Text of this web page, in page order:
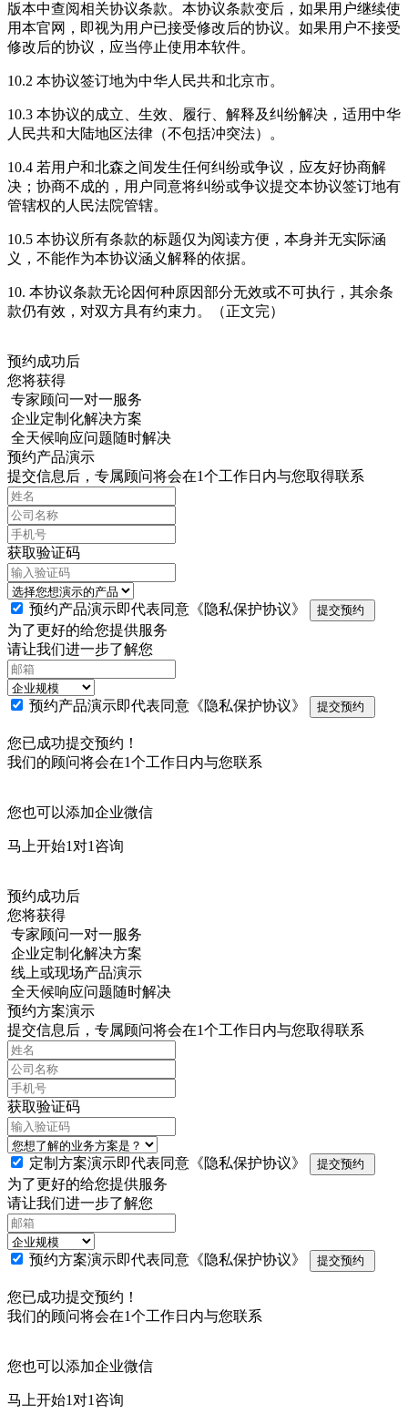
版本中查阅相关协议条款。本协议条款变后，如果用户继续使
用本官网，即视为用户已接受修改后的协议。如果用户不接受
修改后的协议，应当停止使用本软件。
10.2 本协议签订地为中华人民共和北京市。
10.3 本协议的成立、生效、履行、解释及纠纷解决，适用中华
人民共和大陆地区法律（不包括冲突法）。
10.4 若用户和北森之间发生任何纠纷或争议，应友好协商解
决；协商不成的，用户同意将纠纷或争议提交本协议签订地有
管辖权的人民法院管辖。
10.5 本协议所有条款的标题仅为阅读方便，本身并无实际涵
义，不能作为本协议涵义解释的依据。
10. 本协议条款无论因何种原因部分无效或不可执行，其余条
款仍有效，对双方具有约束力。（正文完）
预约成功后
您将获得
专家顾问一对一服务
企业定制化解决方案
全天候响应问题随时解决
预约产品演示
提交信息后，专属顾问将会在1个工作日内与您取得联系
获取验证码
预约产品演示即代表同意 《隐私保护协议》 提交预约
为了更好的给您提供服务
请让我们进一步了解您
预约产品演示即代表同意 《隐私保护协议》 提交预约
您已成功提交预约！
我们的顾问将会在1个工作日内与您联系
您也可以添加企业微信
马上开始1对1咨询
预约成功后
您将获得
专家顾问一对一服务
企业定制化解决方案
线上或现场产品演示
全天候响应问题随时解决
预约方案演示
提交信息后，专属顾问将会在1个工作日内与您取得联系
获取验证码
定制方案演示即代表同意 《隐私保护协议》 提交预约
为了更好的给您提供服务
请让我们进一步了解您
预约方案演示即代表同意 《隐私保护协议》 提交预约
您已成功提交预约！
我们的顾问将会在1个工作日内与您联系
您也可以添加企业微信
马上开始1对1咨询